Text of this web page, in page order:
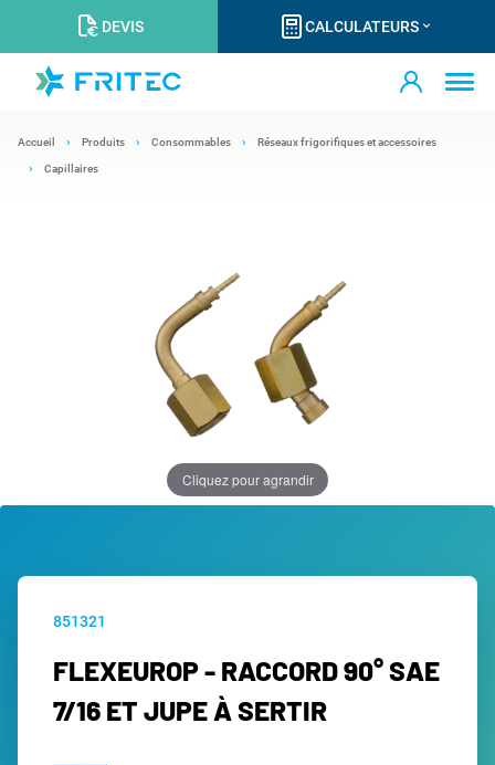
DEVIS CALCULATEURS
Accueil Produits Consommables Réseaux frigorifiques et accessoires
Capillaires
Cliquez pour agrandir
851321
FLEXEUROP - RACCORD 90° SAE
7/16 ET JUPE À SERTIR